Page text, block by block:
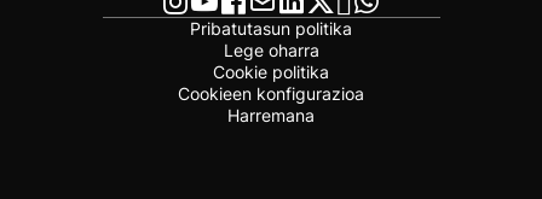
Pribatutasun politika
Lege oharra
Cookie politika
Cookieen konfigurazioa
Harremana